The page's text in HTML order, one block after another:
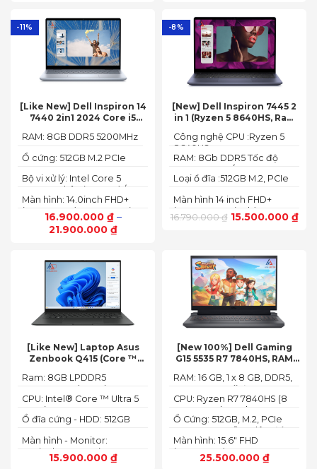
-11%
[Like New] Dell Inspiron 14
7440 2in1 2024 Core i5
FHD+
16.900.000 ₫–
21.900.000 ₫
Màn hình: 14.0inch FHD+
(1920 x 1200) 60Hz,250 nits
Bộ vi xử lý: Intel Core 5
120U, 10 nhân (2P + 8E) / 12
luồng
Ổ cứng: 512GB M.2 PCIe
RAM: 8GB DDR5 5200MHz
-8%
[New] Dell Inspiron 7445 2
in 1 (Ryzen 5 8640HS, Ram
Radeon,14 FHD+ Touch)
16.790.000₫ 15.500.000 ₫
Màn hình 14 inch FHD+
(1920 x 1200 pixels)
Loại ổ đĩa :512GB M.2, PCIe
RAM: 8Gb DDR5 Tốc độ
BUS :5200MT/s
Công nghệ CPU :Ryzen 5
8640HS
[Like New] Laptop Asus
Zenbook Q415 (Core ™
512GB, 14.0inch WUXGA
15.900.000 ₫
Màn hình - Monitor:
14.0inch WUXGA (1920 x
1200) 16:10, OLED, 500 nits,
Ổ đĩa cứng - HDD: 512GB
CPU: Intel® Core ™ Ultra 5
125H (3.60GHz up to
4.50GHz, 18MB Cache)
Ram: 8GB LPDDR5
7467MHz on board
[New 100%] Dell Gaming
G15 5535 R7 7840HS, RAM
8G, 15.6-inch FHD 165Hz
Gray
25.500.000 ₫
Màn hình: 15.6" FHD
(1920x1080) 165Hz, 3ms,
sRGB-100%,
Ổ Cứng: 512GB, M.2, PCIe
NVMe, SSD-Hỗ trợ lên đến
4 TB (2 khe SSD)
CPU: Ryzen R7 7840HS (8
Cores, 16 Threads, 24MB
Cache, 3.80 GHz up to 5.1
RAM: 16 GB, 1 x 8 GB, DDR5,
4800 MHz -Tối đa 32GB